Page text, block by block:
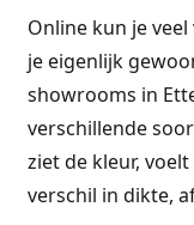
Online kun je
je eigenlijk
showrooms in
verschillende
ziet de kleur,
verschil in dikte,